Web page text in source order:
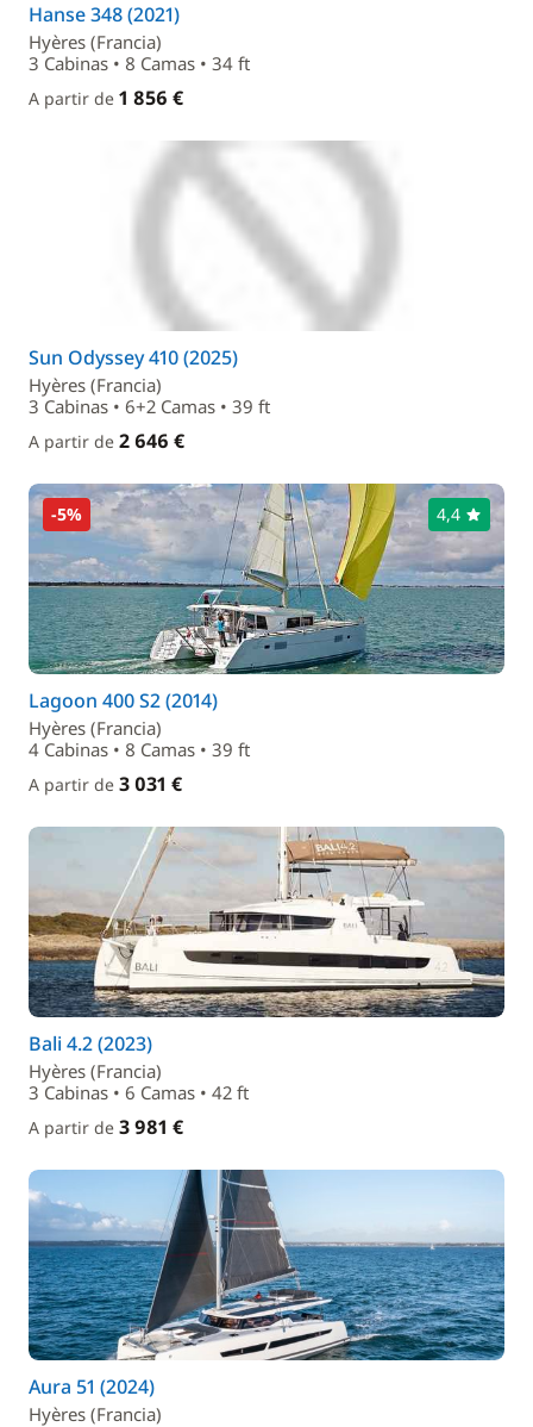
Hanse 348 (2021)
Hyères (Francia)
3 Cabinas • 8 Camas • 34 ft
A partir de 1 856 €
Sun Odyssey 410 (2025)
Hyères (Francia)
3 Cabinas • 6+2 Camas • 39 ft
A partir de 2 646 €
-5% 4,4
Lagoon 400 S2 (2014)
Hyères (Francia)
4 Cabinas • 8 Camas • 39 ft
A partir de 3 031 €
Bali 4.2 (2023)
Hyères (Francia)
3 Cabinas • 6 Camas • 42 ft
A partir de 3 981 €
Aura 51 (2024)
Hyères (Francia)